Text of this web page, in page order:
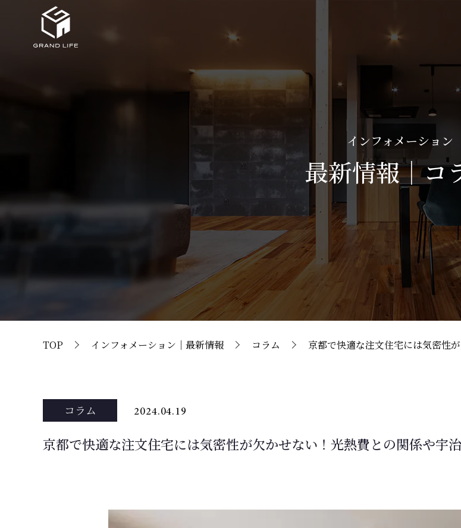
インフォメーション
最新情報｜コ
TOP インフォメーション｜最新情報 コラム 京都で快適な注文住宅には気密性
コラム 2024.04.19
京都で快適な注文住宅には気密性が欠かせない！光熱費との関係や宇